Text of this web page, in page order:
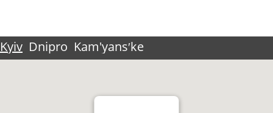
Kyiv Dnipro Kam'yansʹke